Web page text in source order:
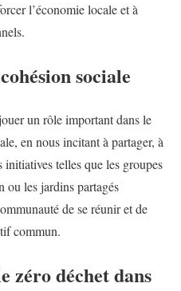
l’économie locale et à
sociale
un rôle important dans le
en nous incitant à partager, à
initiatives telles que les groupes
ou les jardins partagés
de se réunir et de
commun.
zéro déchet dans